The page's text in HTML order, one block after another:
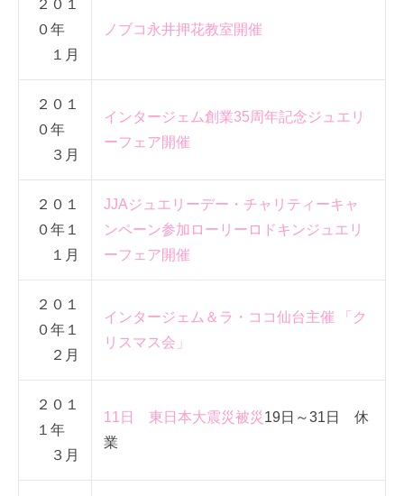
２０１
０年
１月
ノブコ永井押花教室開催
２０１
０年
３月
インタージェム創業35周年記念ジュエリ
ーフェア開催
２０１
０年１
１月
JJAジュエリーデー・チャリティーキャ
ンペーン参加 ローリーロドキンジュエリ
ーフェア開催
２０１
０年１
２月
インタージェム＆ラ・ココ仙台主催 「ク
リスマス会」
２０１
１年
３月
11日 東日本大震災被災 19日～31日 休
業